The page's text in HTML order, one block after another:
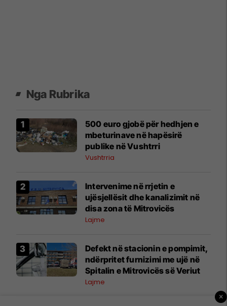
Nga Rubrika
500 euro gjobë për hedhjen e
mbeturinave në hapësirë
publike në Vushtrri
Vushtrria
Intervenime në rrjetin e
ujësjellësit dhe kanalizimit në
disa zona të Mitrovicës
Lajme
Defekt në stacionin e pompimit,
ndërpritet furnizimi me ujë në
Spitalin e Mitrovicës së Veriut
Lajme
×